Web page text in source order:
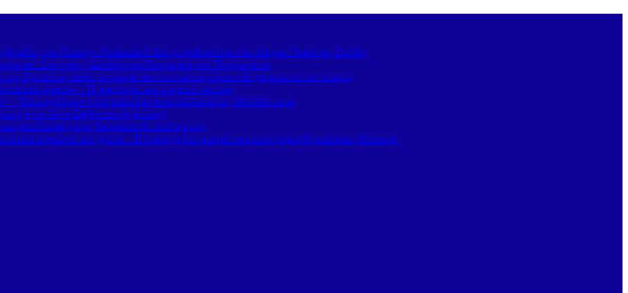
στο Carnayo Restaurant! Δύο μοναδικά live στο Alkyon Hotel στη Σκιάθο
Στο νησί η Διευθύντρια Τουρισμού του Πριγκιπάτου
Βρετανίας έκανε τα ψώνια του σε σούπερ μάρκετ & χαιρετούσε τον κόσμο
όραμα» – Η μαρτυρία που συγκινεί πιστούς
Κατασχέθηκαν προστατευόμενα κοράλλια αξίας 800.000 ευρώ
ή τον Άγιο Σάββα του Αχιλλέως!
φακέλωμα χωρίς διαφάνεια & απαντήσεις»
καρκίνου τον χρόνο – Η περιοχή δεν μπορεί να μείνει χωρίς Ογκολογική Κλινική»